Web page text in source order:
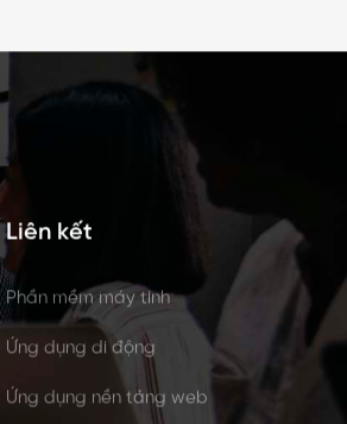
Liên kết
Phần mềm máy tính
Ứng dụng di động
Ứng dụng nền tảng web